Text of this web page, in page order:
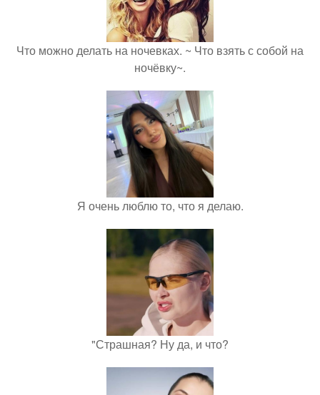
Что можно делать на ночевках. ~ Что взять с собой на
ночёвку~.
Я очень люблю то, что я делаю.
"Страшная? Ну да, и что?